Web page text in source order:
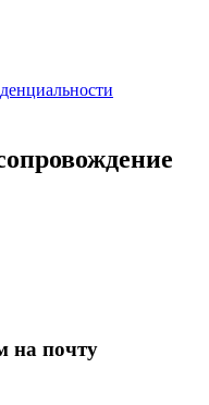
на почту